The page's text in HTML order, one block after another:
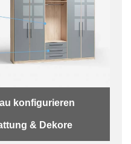
konfigurieren
& Dekore